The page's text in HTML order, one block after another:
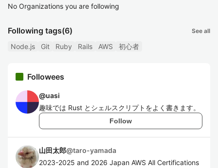
No Organizations you are following
Following tags(6) See all
Node.js Git Ruby Rails AWS 初心者
Followees
@uasi
趣味では Rust とシェルスクリプトをよく書きます。
Follow
山田太郎@taro-yamada
2023-2025 and 2026 Japan AWS All Certifications